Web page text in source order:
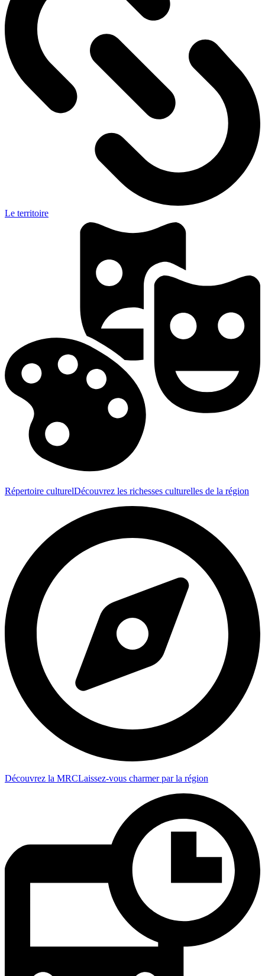
Le territoire
Répertoire culturelDécouvrez les richesses culturelles de la région
Découvrez la MRCLaissez-vous charmer par la région